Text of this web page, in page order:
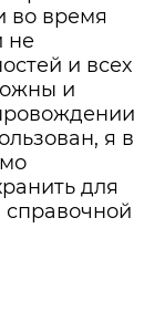
во время
не
и всех
и
я в
для